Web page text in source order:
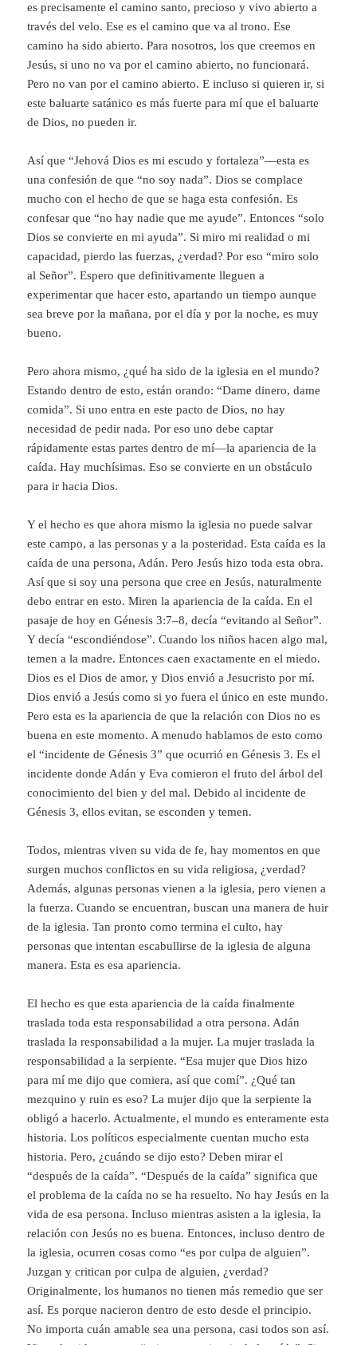
es precisamente el camino santo, precioso y vivo abierto a
través del velo. Ese es el camino que va al trono. Ese
camino ha sido abierto. Para nosotros, los que creemos en
Jesús, si uno no va por el camino abierto, no funcionará.
Pero no van por el camino abierto. E incluso si quieren ir, si
este baluarte satánico es más fuerte para mí que el baluarte
de Dios, no pueden ir.
Así que “Jehová Dios es mi escudo y fortaleza”—esta es
una confesión de que “no soy nada”. Dios se complace
mucho con el hecho de que se haga esta confesión. Es
confesar que “no hay nadie que me ayude”. Entonces “solo
Dios se convierte en mi ayuda”. Si miro mi realidad o mi
capacidad, pierdo las fuerzas, ¿verdad? Por eso “miro solo
al Señor”. Espero que definitivamente lleguen a
experimentar que hacer esto, apartando un tiempo aunque
sea breve por la mañana, por el día y por la noche, es muy
bueno.
Pero ahora mismo, ¿qué ha sido de la iglesia en el mundo?
Estando dentro de esto, están orando: “Dame dinero, dame
comida”. Si uno entra en este pacto de Dios, no hay
necesidad de pedir nada. Por eso uno debe captar
rápidamente estas partes dentro de mí—la apariencia de la
caída. Hay muchísimas. Eso se convierte en un obstáculo
para ir hacia Dios.
Y el hecho es que ahora mismo la iglesia no puede salvar
este campo, a las personas y a la posteridad. Esta caída es la
caída de una persona, Adán. Pero Jesús hizo toda esta obra.
Así que si soy una persona que cree en Jesús, naturalmente
debo entrar en esto. Miren la apariencia de la caída. En el
pasaje de hoy en Génesis 3:7–8, decía “evitando al Señor”.
Y decía “escondiéndose”. Cuando los niños hacen algo mal,
temen a la madre. Entonces caen exactamente en el miedo.
Dios es el Dios de amor, y Dios envió a Jesucristo por mí.
Dios envió a Jesús como si yo fuera el único en este mundo.
Pero esta es la apariencia de que la relación con Dios no es
buena en este momento. A menudo hablamos de esto como
el “incidente de Génesis 3” que ocurrió en Génesis 3. Es el
incidente donde Adán y Eva comieron el fruto del árbol del
conocimiento del bien y del mal. Debido al incidente de
Génesis 3, ellos evitan, se esconden y temen.
Todos, mientras viven su vida de fe, hay momentos en que
surgen muchos conflictos en su vida religiosa, ¿verdad?
Además, algunas personas vienen a la iglesia, pero vienen a
la fuerza. Cuando se encuentran, buscan una manera de huir
de la iglesia. Tan pronto como termina el culto, hay
personas que intentan escabullirse de la iglesia de alguna
manera. Esta es esa apariencia.
El hecho es que esta apariencia de la caída finalmente
traslada toda esta responsabilidad a otra persona. Adán
traslada la responsabilidad a la mujer. La mujer traslada la
responsabilidad a la serpiente. “Esa mujer que Dios hizo
para mí me dijo que comiera, así que comí”. ¿Qué tan
mezquino y ruin es eso? La mujer dijo que la serpiente la
obligó a hacerlo. Actualmente, el mundo es enteramente esta
historia. Los políticos especialmente cuentan mucho esta
historia. Pero, ¿cuándo se dijo esto? Deben mirar el
“después de la caída”. “Después de la caída” significa que
el problema de la caída no se ha resuelto. No hay Jesús en la
vida de esa persona. Incluso mientras asisten a la iglesia, la
relación con Jesús no es buena. Entonces, incluso dentro de
la iglesia, ocurren cosas como “es por culpa de alguien”.
Juzgan y critican por culpa de alguien, ¿verdad?
Originalmente, los humanos no tienen más remedio que ser
así. Es porque nacieron dentro de esto desde el principio.
No importa cuán amable sea una persona, casi todos son así.